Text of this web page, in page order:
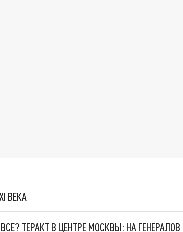
ВЕКА
ТЕРАКТ В ЦЕНТРЕ МОСКВЫ: НА